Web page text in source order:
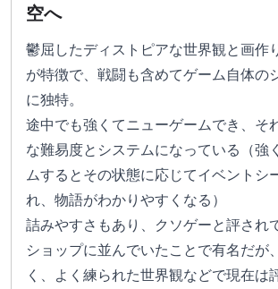
空へ
鬱屈したディストピアな世界観と画作
が特徴で、戦闘も含めてゲーム自体の
に独特。
途中でも強くてニューゲームでき、そ
な難易度とシステムになっている（強
ムするとその状態に応じてイベントシ
れ、物語がわかりやすくなる）
詰みやすさもあり、クソゲーと評され
ショップに並んでいたことで有名だが
く、よく練られた世界観などで現在は